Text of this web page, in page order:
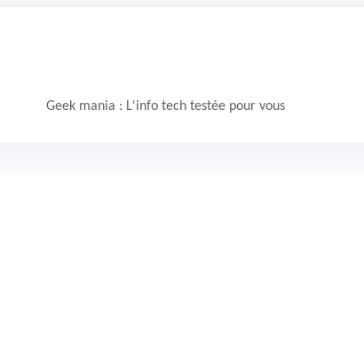
Geek mania : L'info tech testée pour vous